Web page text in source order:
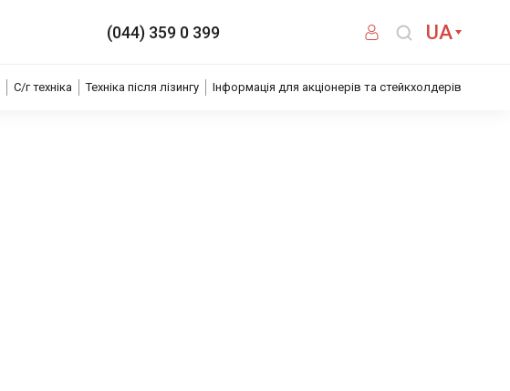
(044) 359 0 399 UA
С/г техніка Техніка після лізингу Інформація для акціонерів та стейкхолдерів